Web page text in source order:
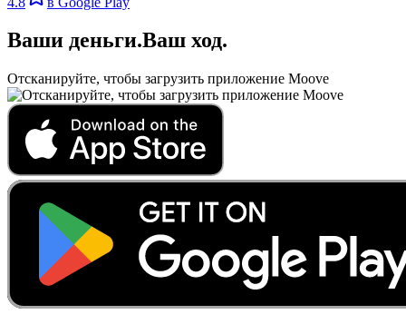
Ваши деньги.Ваш ход.
Отсканируйте, чтобы загрузить приложение Moove